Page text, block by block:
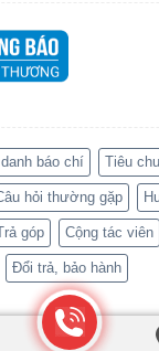
báo chí Tiêu
hỏi thường gặp
góp Cộng tác viên
Đổi trả, bảo hành